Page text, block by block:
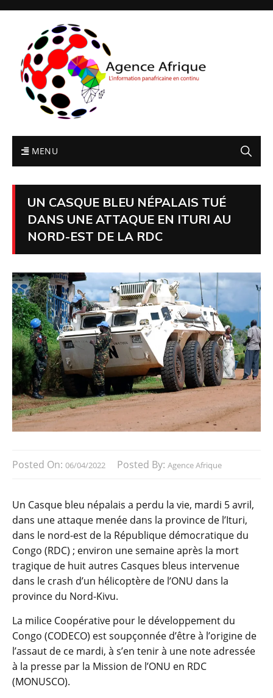
MENU
UN CASQUE BLEU NÉPALAIS TUÉ
DANS UNE ATTAQUE EN ITURI AU
NORD-EST DE LA RDC
Posted On: 06/04/2022 Posted By: Agence Afrique
Un Casque bleu népalais a perdu la vie, mardi 5 avril,
dans une attaque menée dans la province de l’Ituri,
dans le nord-est de la République démocratique du
Congo (RDC) ; environ une semaine après la mort
tragique de huit autres Casques bleus intervenue
dans le crash d’un hélicoptère de l’ONU dans la
province du Nord-Kivu.
La milice Coopérative pour le développement du
Congo (CODECO) est soupçonnée d’être à l’origine de
l’assaut de ce mardi, à s’en tenir à une note adressée
à la presse par la Mission de l’ONU en RDC
(MONUSCO).